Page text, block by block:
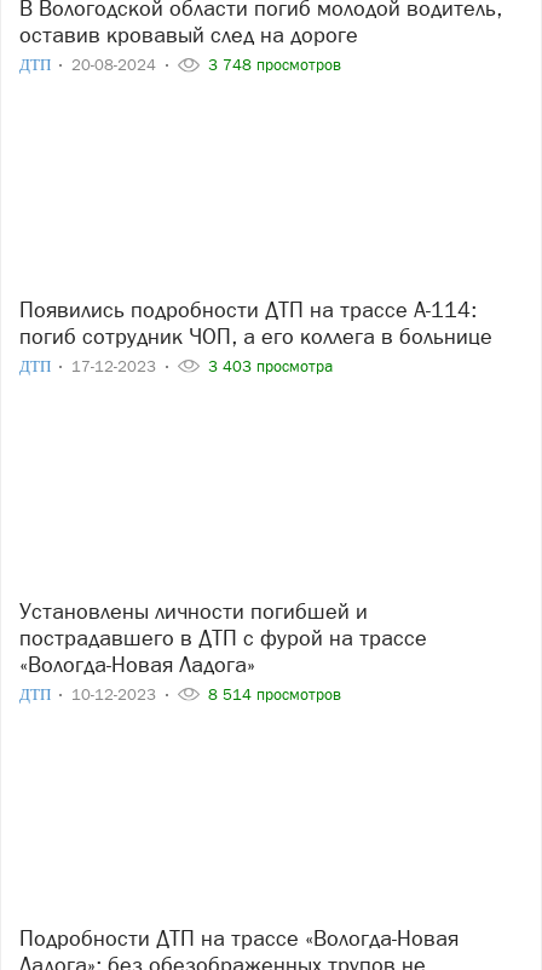
В Вологодской области погиб молодой водитель,
оставив кровавый след на дороге
ДТП 20-08-2024 3 748 просмотров
Появились подробности ДТП на трассе А-114:
погиб сотрудник ЧОП, а его коллега в больнице
ДТП 17-12-2023 3 403 просмотра
Установлены личности погибшей и
пострадавшего в ДТП с фурой на трассе
«Вологда-Новая Ладога»
ДТП 10-12-2023 8 514 просмотров
Подробности ДТП на трассе «Вологда-Новая